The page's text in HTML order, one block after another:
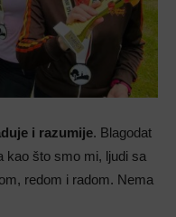
i razumije. Blagodat
kao što smo mi, ljudi sa
redom i radom. Nema